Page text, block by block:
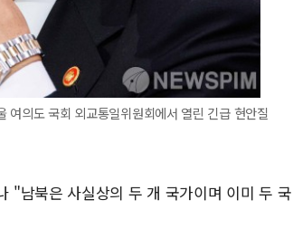
의도 국회 외교통일위원회에서 열린 긴급 현안질
"남북은 사실상의 두 개 국가이며 이미 두 국